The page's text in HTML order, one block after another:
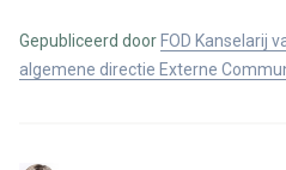
Gepubliceerd door FOD Kanselarij
algemene directie Externe